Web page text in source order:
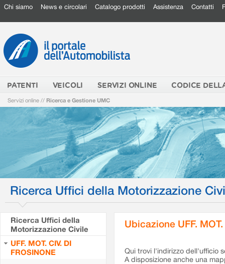
Chi siamo News e circolari Catalogo prodotti Assistenza Contatti
PATENTI VEICOLI SERVIZI ONLINE CODICE
Servizi online // Ricerca e Gestione UMC
Ricerca Uffici della Motorizzazione
Ricerca Uffici della
Motorizzazione Civile
UFF. MOT. CIV. DI
FROSINONE
Ubicazione UFF.
Qui trovi l'indirizzo dell'ufficio
A disposizione anche una